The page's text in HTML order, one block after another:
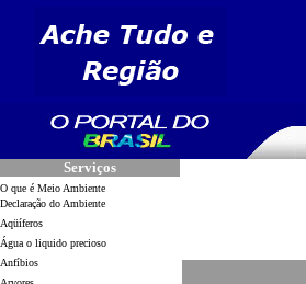
Serviços
O que é Meio Ambiente
Declaração do Ambiente
Aqüíferos
Água o liquido precioso
Anfíbios